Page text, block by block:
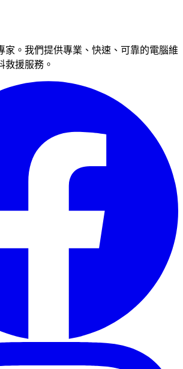
家。我們提供專業、快速、可靠的電腦維
救援服務。